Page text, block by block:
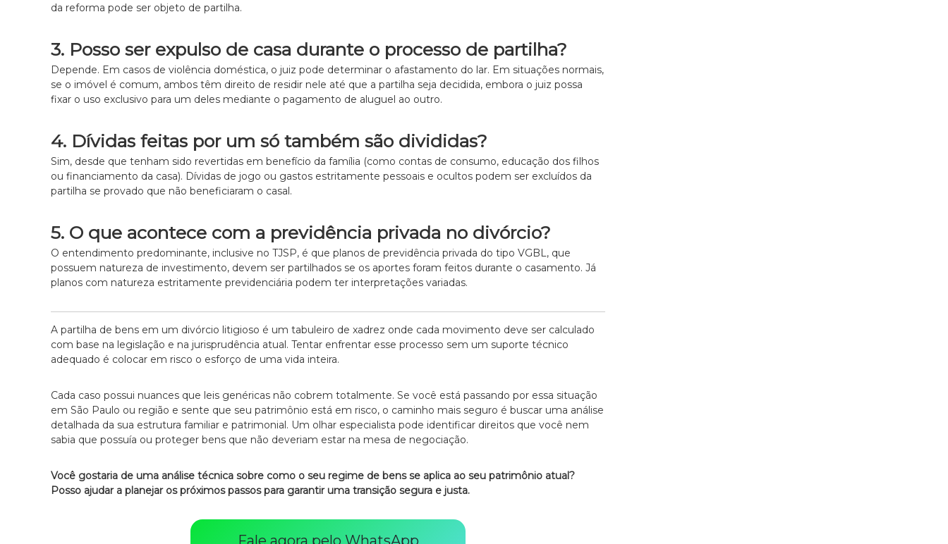
da reforma pode ser objeto de partilha.
3. Posso ser expulso de casa durante o processo de partilha?
Depende. Em casos de violência doméstica, o juiz pode determinar o afastamento do lar. Em situações normais,
se o imóvel é comum, ambos têm direito de residir nele até que a partilha seja decidida, embora o juiz possa
fixar o uso exclusivo para um deles mediante o pagamento de aluguel ao outro.
4. Dívidas feitas por um só também são divididas?
Sim, desde que tenham sido revertidas em benefício da família (como contas de consumo, educação dos filhos
ou financiamento da casa). Dívidas de jogo ou gastos estritamente pessoais e ocultos podem ser excluídos da
partilha se provado que não beneficiaram o casal.
5. O que acontece com a previdência privada no divórcio?
O entendimento predominante, inclusive no TJSP, é que planos de previdência privada do tipo VGBL, que
possuem natureza de investimento, devem ser partilhados se os aportes foram feitos durante o casamento. Já
planos com natureza estritamente previdenciária podem ter interpretações variadas.
A partilha de bens em um divórcio litigioso é um tabuleiro de xadrez onde cada movimento deve ser calculado
com base na legislação e na jurisprudência atual. Tentar enfrentar esse processo sem um suporte técnico
adequado é colocar em risco o esforço de uma vida inteira.
Cada caso possui nuances que leis genéricas não cobrem totalmente. Se você está passando por essa situação
em São Paulo ou região e sente que seu patrimônio está em risco, o caminho mais seguro é buscar uma análise
detalhada da sua estrutura familiar e patrimonial. Um olhar especialista pode identificar direitos que você nem
sabia que possuía ou proteger bens que não deveriam estar na mesa de negociação.
Você gostaria de uma análise técnica sobre como o seu regime de bens se aplica ao seu patrimônio atual?
Posso ajudar a planejar os próximos passos para garantir uma transição segura e justa.
Fale agora pelo WhatsApp